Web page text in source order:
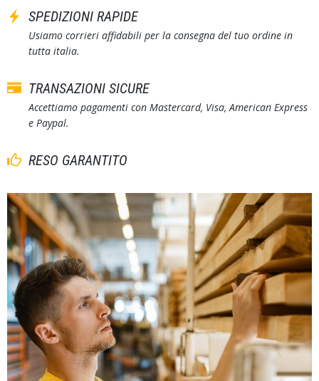
SPEDIZIONI RAPIDE
Usiamo corrieri affidabili per la consegna del tuo ordine in
tutta italia.
TRANSAZIONI SICURE
Accettiamo pagamenti con Mastercard, Visa, American Express
e Paypal.
RESO GARANTITO